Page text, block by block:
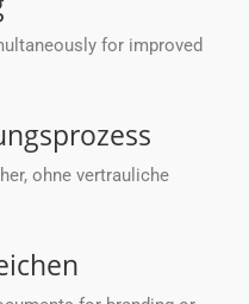
for improved
ohne vertrauliche